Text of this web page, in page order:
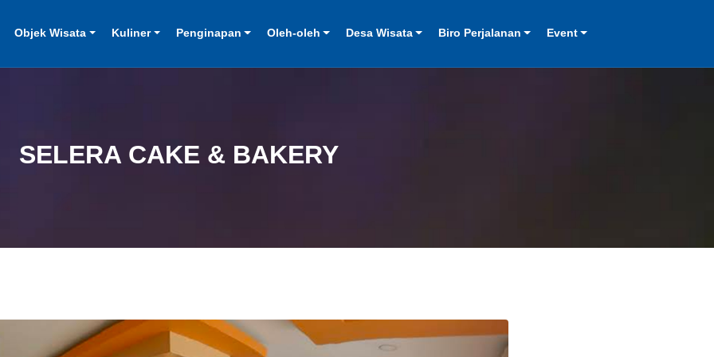
Objek Wisata Kuliner Penginapan Oleh-oleh Desa Wisata Biro Perjalanan Event
SELERA CAKE & BAKERY